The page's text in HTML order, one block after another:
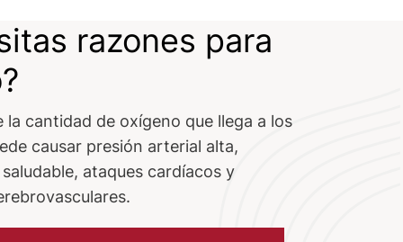
razones para
la cantidad de oxígeno que llega a los
causar presión arterial alta,
ataques cardíacos y